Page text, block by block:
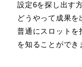
設定6を探し出す方
どうやって成果を
普通にスロットを
を知ることができ